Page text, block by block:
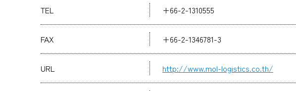
TEL +66-2-1310555
FAX +66-2-1346781-3
URL http://www.mol-logistics.co.th/